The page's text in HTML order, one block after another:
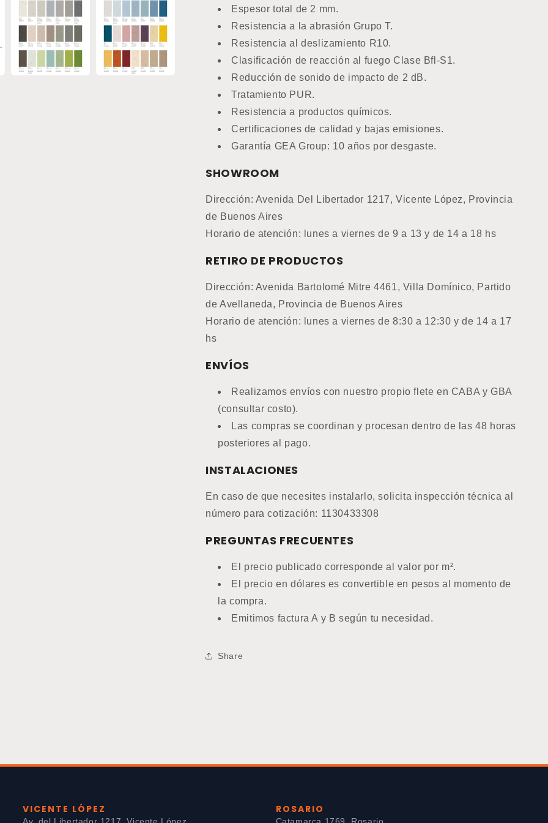
Espesor total de 2 mm.
Resistencia a la abrasión Grupo T.
Resistencia al deslizamiento R10.
Clasificación de reacción al fuego Clase Bfl-S1.
Reducción de sonido de impacto de 2 dB.
Tratamiento PUR.
Resistencia a productos químicos.
Certificaciones de calidad y bajas emisiones.
Garantía GEA Group: 10 años por desgaste.
SHOWROOM
Dirección: Avenida Del Libertador 1217, Vicente López, Provincia
de Buenos Aires
Horario de atención: lunes a viernes de 9 a 13 y de 14 a 18 hs
RETIRO DE PRODUCTOS
Dirección: Avenida Bartolomé Mitre 4461, Villa Domínico, Partido
de Avellaneda, Provincia de Buenos Aires
Horario de atención: lunes a viernes de 8:30 a 12:30 y de 14 a 17
hs
ENVÍOS
Realizamos envíos con nuestro propio flete en CABA y GBA
(consultar costo).
Las compras se coordinan y procesan dentro de las 48 horas
posteriores al pago.
INSTALACIONES
En caso de que necesites instalarlo, solicita inspección técnica al
número para cotización: 1130433308
PREGUNTAS FRECUENTES
El precio publicado corresponde al valor por m².
El precio en dólares es convertible en pesos al momento de
la compra.
Emitimos factura A y B según tu necesidad.
Share
VICENTE LÓPEZ ROSARIO